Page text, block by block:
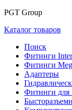
PGT Group
Каталог товаров
Поиск
Фитинги
Фитинги
Адаптеры
Фитинги